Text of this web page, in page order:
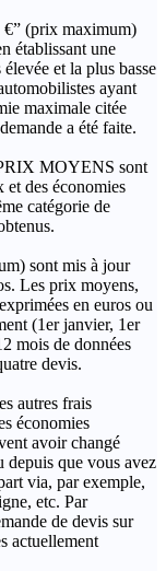
(prix maximum)
établissant une
et la plus basse
ayant
maximale citée
a été faite.
MOYENS sont
et des économies
catégorie de
sont mis à jour
Les prix moyens,
en euros ou
(1er janvier, 1er
mois de données
devis.
autres frais
économies
avoir changé
depuis que vous avez
via, par exemple,
etc. Par
de devis sur
actuellement